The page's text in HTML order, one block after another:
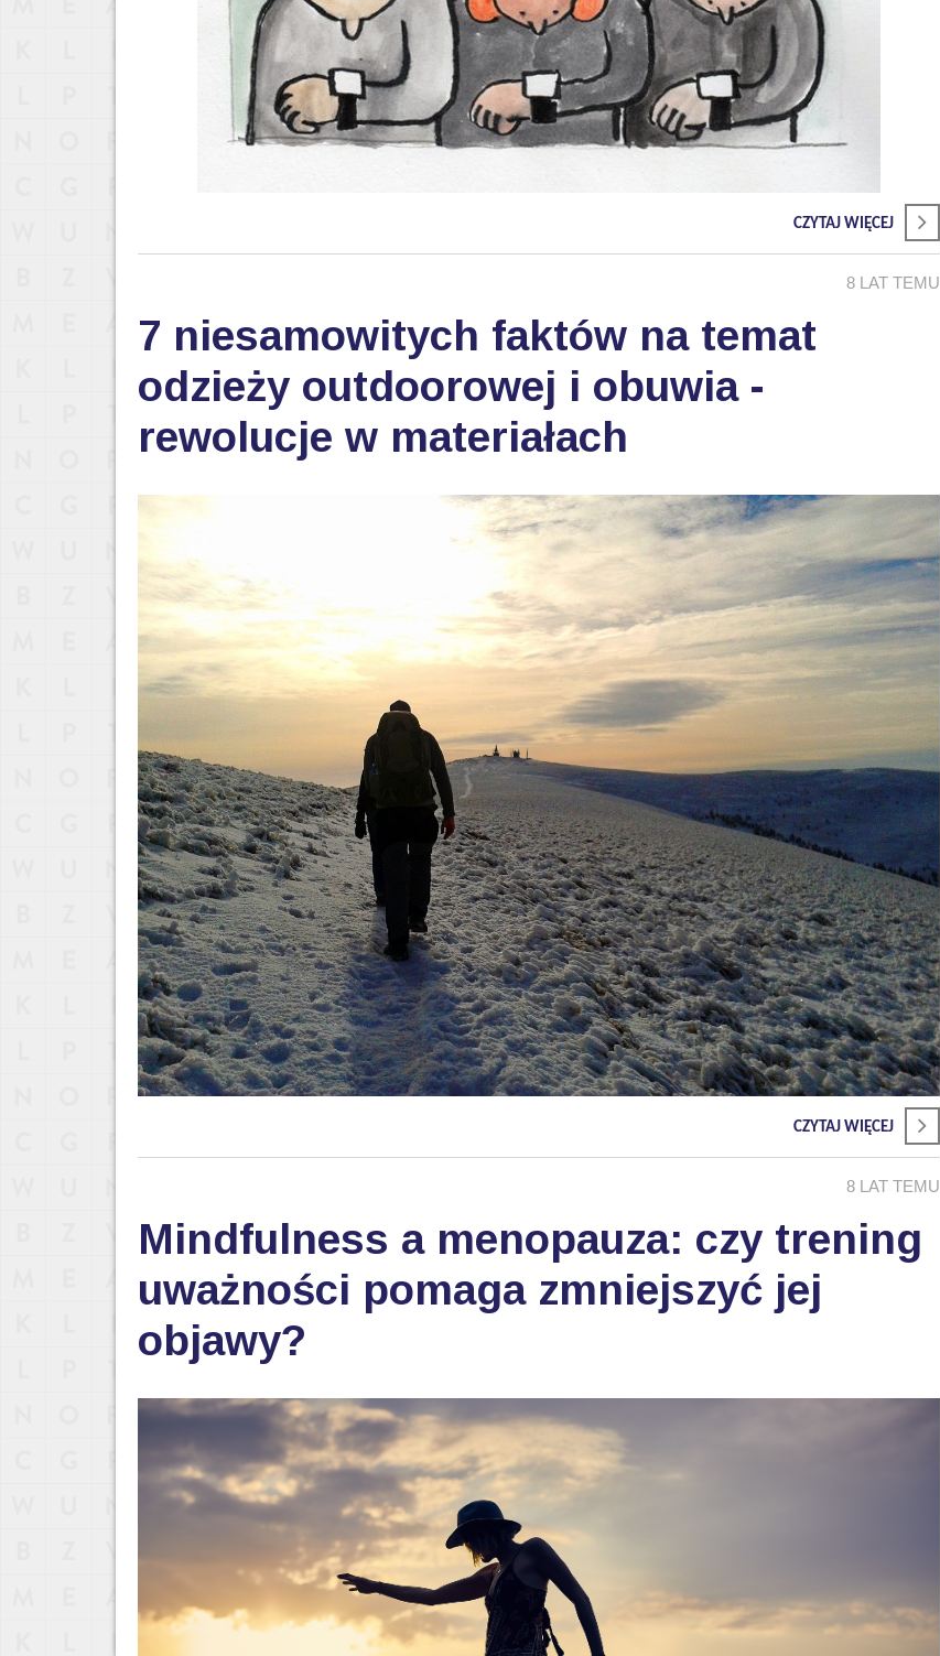
CZYTAJ WIĘCEJ
8 LAT TEMU
7 niesamowitych faktów na temat
odzieży outdoorowej i obuwia -
rewolucje w materiałach
CZYTAJ WIĘCEJ
8 LAT TEMU
Mindfulness a menopauza: czy trening
uważności pomaga zmniejszyć jej
objawy?